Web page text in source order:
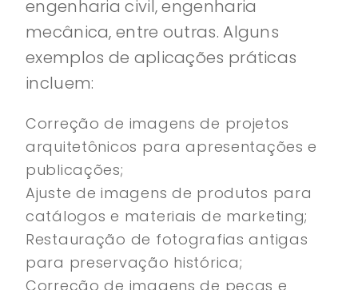
engenharia civil, engenharia
mecânica, entre outras. Alguns
exemplos de aplicações práticas
incluem:
Correção de imagens de projetos
arquitetônicos para apresentações e
publicações;
Ajuste de imagens de produtos para
catálogos e materiais de marketing;
Restauração de fotografias antigas
para preservação histórica;
Correção de imagens de peças e